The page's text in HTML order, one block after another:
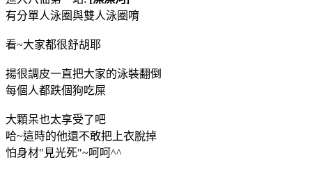
有分單人泳圈與雙人泳圈唷
看~大家都很舒胡耶
揚很調皮一直把大家的泳裝翻倒
每個人都跌個狗吃屎
大顆呆也太享受了吧
哈~這時的他還不敢把上衣脫掉
怕身材"見光死"~呵呵^^